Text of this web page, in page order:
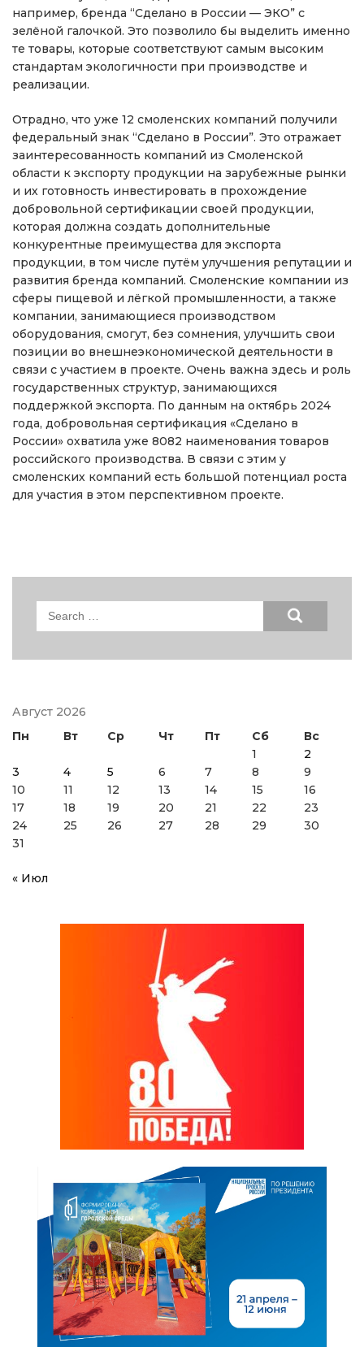
например, бренда “Сделано в России — ЭКО” с
зелёной галочкой. Это позволило бы выделить именно
те товары, которые соответствуют самым высоким
стандартам экологичности при производстве и
реализации.
Отрадно, что уже 12 смоленских компаний получили
федеральный знак “Сделано в России”. Это отражает
заинтересованность компаний из Смоленской
области к экспорту продукции на зарубежные рынки
и их готовность инвестировать в прохождение
добровольной сертификации своей продукции,
которая должна создать дополнительные
конкурентные преимущества для экспорта
продукции, в том числе путём улучшения репутации и
развития бренда компаний. Смоленские компании из
сферы пищевой и лёгкой промышленности, а также
компании, занимающиеся производством
оборудования, смогут, без сомнения, улучшить свои
позиции во внешнеэкономической деятельности в
связи с участием в проекте. Очень важна здесь и роль
государственных структур, занимающихся
поддержкой экспорта. По данным на октябрь 2024
года, добровольная сертификация «Сделано в
России» охватила уже 8082 наименования товаров
российского производства. В связи с этим у
смоленских компаний есть большой потенциал роста
для участия в этом перспективном проекте.
Search
Август 2026
Пн
Вт Ср Чт Пт Сб
Вс
1
2
3
4 5 6 7 8
9
10
11 12 13 14 15
16
17
18 19 20 21 22
23
24
25 26 27 28 29
30
31
« Июл